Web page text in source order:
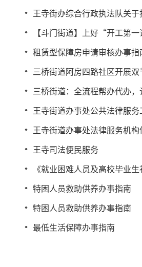
王寺街办综合行政执法队关
【斗门街道】上好“开工第
租赁型保障房申请审核办事指
三桥街道阿房四路社区开展
三桥街道：全流程帮办代办
王寺街道办事处公共法律服
王寺街道办事处法律服务机构
王寺司法便民服务
《就业困难人员及高校毕业
特困人员救助供养办事指南
特困人员救助供养办事指南
最低生活保障办事指南